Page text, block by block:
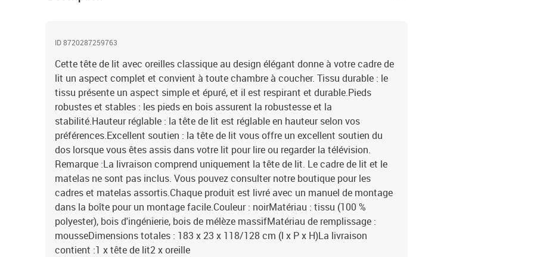
ID 8720287259763
Cette tête de lit avec oreilles classique au design élégant donne à votre cadre de
lit un aspect complet et convient à toute chambre à coucher. Tissu durable : le
tissu présente un aspect simple et épuré, et il est respirant et durable.Pieds
robustes et stables : les pieds en bois assurent la robustesse et la
stabilité.Hauteur réglable : la tête de lit est réglable en hauteur selon vos
préférences.Excellent soutien : la tête de lit vous offre un excellent soutien du
dos lorsque vous êtes assis dans votre lit pour lire ou regarder la télévision.
Remarque :La livraison comprend uniquement la tête de lit. Le cadre de lit et le
matelas ne sont pas inclus. Vous pouvez consulter notre boutique pour les
cadres et matelas assortis.Chaque produit est livré avec un manuel de montage
dans la boîte pour un montage facile.Couleur : noirMatériau : tissu (100 %
polyester), bois d'ingénierie, bois de mélèze massifMatériau de remplissage :
mousseDimensions totales : 183 x 23 x 118/128 cm (l x P x H)La livraison
contient :1 x tête de lit2 x oreille